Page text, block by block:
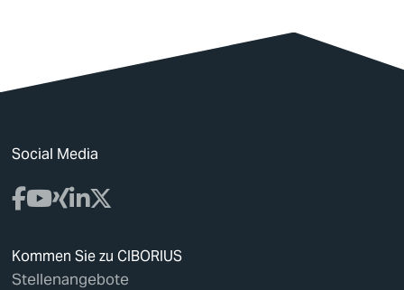
Social Media
Kommen Sie zu CIBORIUS
Stellenangebote